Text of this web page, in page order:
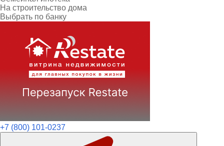
На строительство дома
Выбрать по банку
+7 (800) 101-0237